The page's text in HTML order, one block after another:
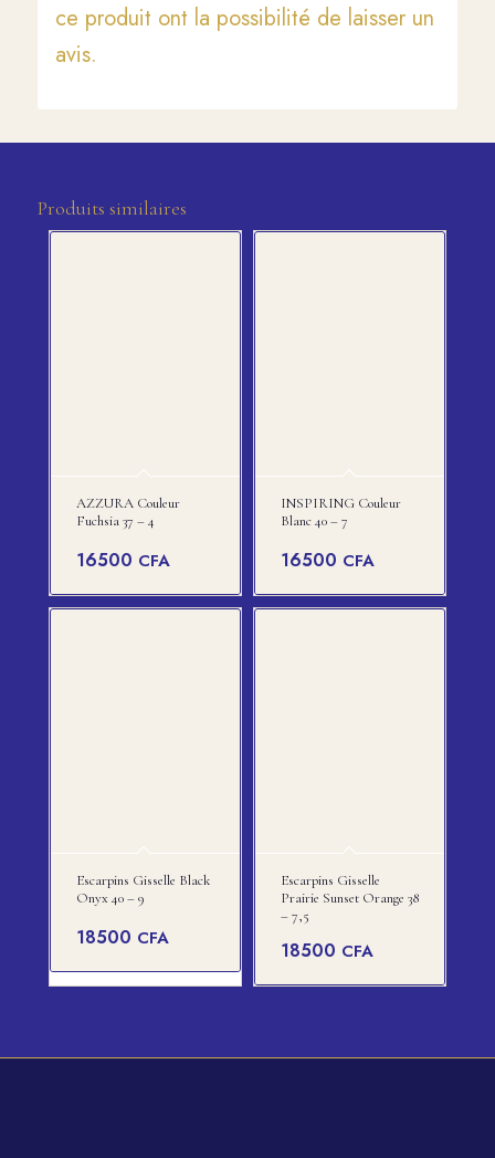
ce produit ont la possibilité de laisser un
avis.
Produits similaires
AZZURA Couleur
Fuchsia 37 – 4
16500 CFA
INSPIRING Couleur
Blanc 40 – 7
16500 CFA
Escarpins Gisselle Black
Onyx 40 – 9
18500 CFA
Escarpins Gisselle
Prairie Sunset Orange 38
– 7,5
18500 CFA